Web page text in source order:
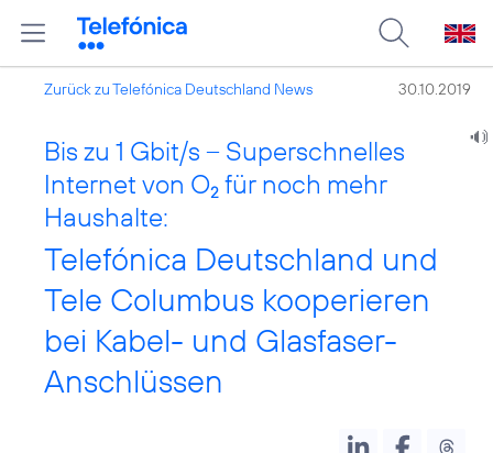
Zurück zu Telefónica Deutschland News 30.10.2019
Bis zu 1 Gbit/s – Superschnelles
Internet von O2 für noch mehr
Haushalte:
Telefónica Deutschland und
Tele Columbus kooperieren
bei Kabel- und Glasfaser-
Anschlüssen